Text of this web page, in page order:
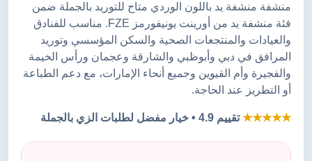
منشفة منشفة يد باللون الوردي متاح للتوريد بالجملة ضمن
فئة منشفة يد من أورينت يونيفورمز FZE. مناسب للفنادق
والعيادات والمنتجعات الصحية والسكن المؤسسي وتوريد
المرافق في دبي وأبوظبي والشارقة وعجمان ورأس الخيمة
والفجيرة وأم القيوين وجميع أنحاء الإمارات، مع دعم الطباعة
أو التطريز عند الحاجة.
★★★★★تقييم 4.9 • خيار مفضل لطلبات الزي بالجملة